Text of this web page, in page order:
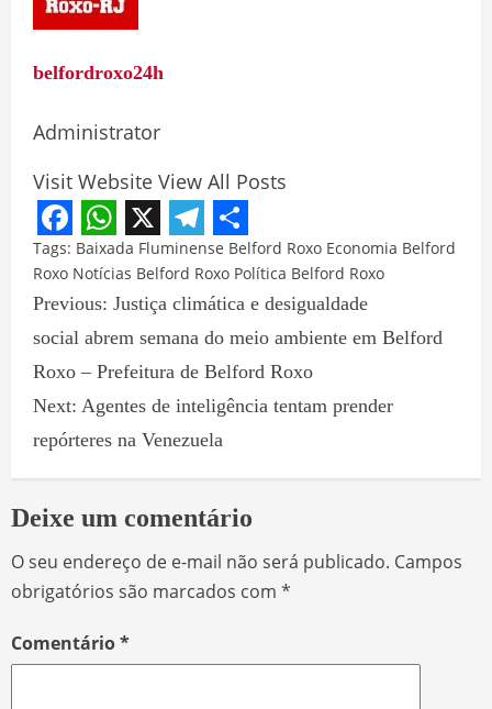
belfordroxo24h
Administrator
Visit Website View All Posts
Facebook
WhatsApp
X Telegram
Share
Tags: Baixada Fluminense Belford Roxo Economia Belford
Roxo Notícias Belford Roxo Política Belford Roxo
Previous: Justiça climática e desigualdade
social abrem semana do meio ambiente em Belford
Roxo – Prefeitura de Belford Roxo
Next: Agentes de inteligência tentam prender
repórteres na Venezuela
Deixe um comentário
O seu endereço de e-mail não será publicado. Campos
obrigatórios são marcados com *
Comentário*